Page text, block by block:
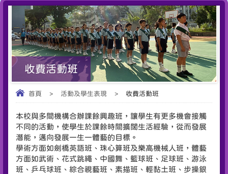
收費活動班
首頁 > 活動及學生表現 > 收費活動班
本校與多間機構合辦課餘興趣班，讓學生有更多機會接觸
不同的活動，使學生於課餘時間擴闊生活經驗，從而發展
潛能，邁向發展一生一體藝的目標。
學術方面如劍橋英語班、珠心算班及樂高機械人班，體藝
方面如武術、花式跳繩、中國舞、籃球班、足球班、游泳
班、乒乓球班、綜合視藝班、素描班、輕黏土班、步操銀